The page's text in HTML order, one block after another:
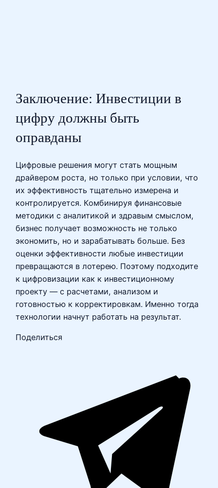
Заключение: Инвестиции в
цифру должны быть
оправданы
Цифровые решения могут стать мощным
драйвером роста, но только при условии, что
их эффективность тщательно измерена и
контролируется. Комбинируя финансовые
методики с аналитикой и здравым смыслом,
бизнес получает возможность не только
экономить, но и зарабатывать больше. Без
оценки эффективности любые инвестиции
превращаются в лотерею. Поэтому подходите
к цифровизации как к инвестиционному
проекту — с расчетами, анализом и
готовностью к корректировкам. Именно тогда
технологии начнут работать на результат.
Поделиться